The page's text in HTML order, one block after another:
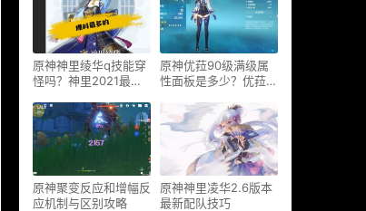
原神神里绫华q技能穿
怪吗？神里2021最新
原神优菈90级满级属
性面板是多少？优菈大
原神聚变反应和增幅反
应机制与区别攻略
原神神里凌华2.6版本
最新配队技巧